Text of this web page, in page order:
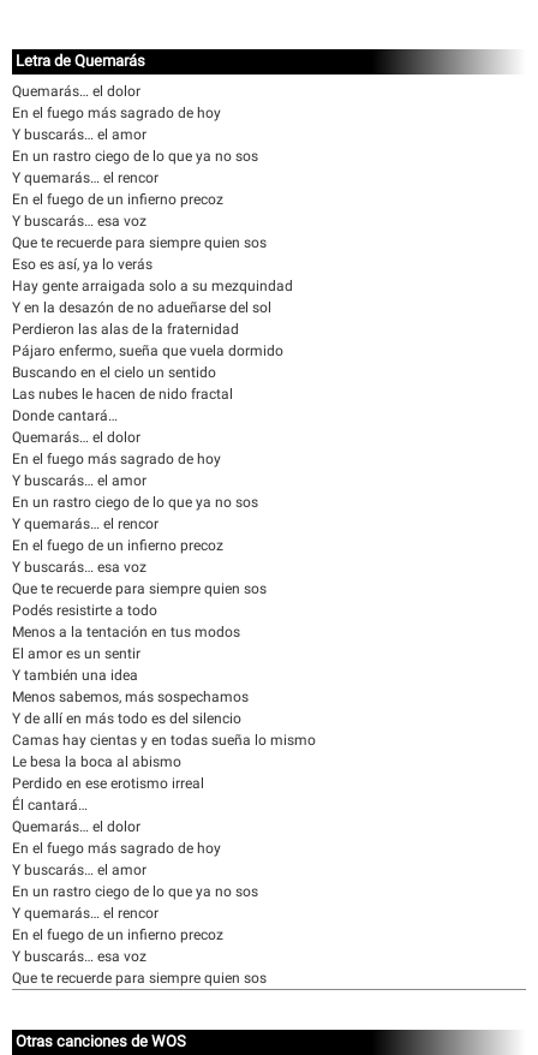
Letra de Quemarás
Quemarás… el dolor
En el fuego más sagrado de hoy
Y buscarás… el amor
En un rastro ciego de lo que ya no sos
Y quemarás… el rencor
En el fuego de un infierno precoz
Y buscarás… esa voz
Que te recuerde para siempre quien sos
Eso es así, ya lo verás
Hay gente arraigada solo a su mezquindad
Y en la desazón de no adueñarse del sol
Perdieron las alas de la fraternidad
Pájaro enfermo, sueña que vuela dormido
Buscando en el cielo un sentido
Las nubes le hacen de nido fractal
Donde cantará…
Quemarás… el dolor
En el fuego más sagrado de hoy
Y buscarás… el amor
En un rastro ciego de lo que ya no sos
Y quemarás… el rencor
En el fuego de un infierno precoz
Y buscarás… esa voz
Que te recuerde para siempre quien sos
Podés resistirte a todo
Menos a la tentación en tus modos
El amor es un sentir
Y también una idea
Menos sabemos, más sospechamos
Y de allí en más todo es del silencio
Camas hay cientas y en todas sueña lo mismo
Le besa la boca al abismo
Perdido en ese erotismo irreal
Él cantará…
Quemarás… el dolor
En el fuego más sagrado de hoy
Y buscarás… el amor
En un rastro ciego de lo que ya no sos
Y quemarás… el rencor
En el fuego de un infierno precoz
Y buscarás… esa voz
Que te recuerde para siempre quien sos
Otras canciones de WOS